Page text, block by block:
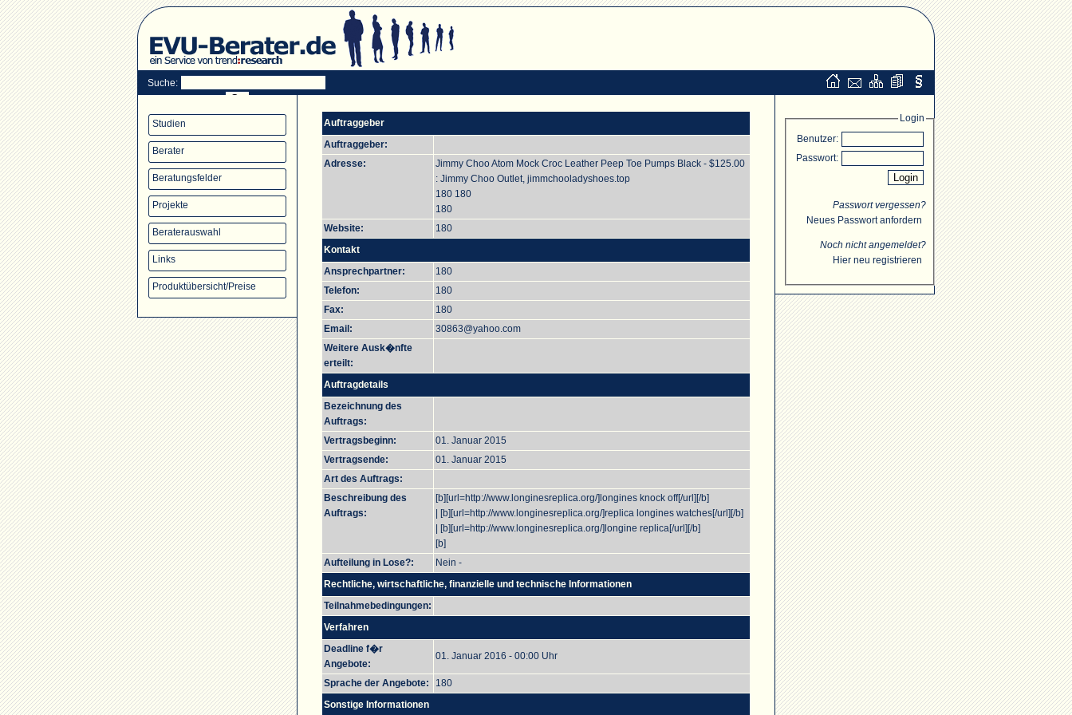
Suche:
Studien
Berater
Beratungsfelder
Projekte
Beraterauswahl
Links
Produktübersicht/Preise
Auftraggeber
Auftraggeber:
Adresse:
Jimmy Choo Atom Mock Croc Leather Peep Toe Pumps Black - $125.00
: Jimmy Choo Outlet, jimmchooladyshoes.top
180 180
180
Website:
180
Kontakt
Ansprechpartner:
180
Telefon:
180
Fax:
180
Email:
30863@yahoo.com
Weitere Ausk�nfte
erteilt:
Auftragdetails
Bezeichnung des
Auftrags:
Vertragsbeginn:
01. Januar 2015
Vertragsende:
01. Januar 2015
Art des Auftrags:
Beschreibung des
Auftrags:
[b][url=http://www.longinesreplica.org/]longines knock off[/url][/b]
| [b][url=http://www.longinesreplica.org/]replica longines watches[/url][/b]
| [b][url=http://www.longinesreplica.org/]longine replica[/url][/b]
[b]
Aufteilung in Lose?:
Nein -
Rechtliche, wirtschaftliche, finanzielle und technische Informationen
Teilnahmebedingungen:
Verfahren
Deadline f�r
Angebote:
01. Januar 2016 - 00:00 Uhr
Sprache der Angebote:
180
Sonstige Informationen
Login
Benutzer:
Passwort:
Passwort vergessen?
Neues Passwort anfordern
Noch nicht angemeldet?
Hier neu registrieren